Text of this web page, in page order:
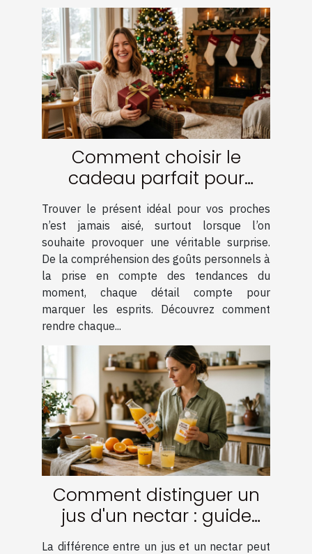
Comment choisir le
cadeau parfait pour
surprendre vos proches ?
Trouver le présent idéal pour vos proches
n’est jamais aisé, surtout lorsque l’on
souhaite provoquer une véritable surprise.
De la compréhension des goûts personnels à
la prise en compte des tendances du
moment, chaque détail compte pour
marquer les esprits. Découvrez comment
rendre chaque...
Comment distinguer un
jus d'un nectar : guide
pratique
La différence entre un jus et un nectar peut